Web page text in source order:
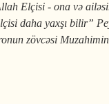
Elçisi - ona və
daha yaxşı bilir”
zövcəsi Muzahi­min